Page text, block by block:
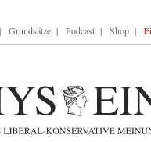
Grundsätze Podcast Shop